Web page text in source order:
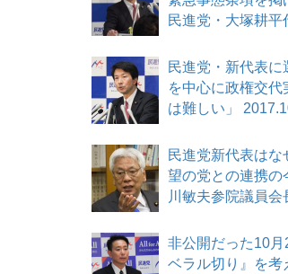
民進党・大塚耕
民進党・新代表
を中心に政権交
は難しい」
民進党新代表は
望の党との連携の
川敏夫参院議員会
非公開だった10
ベラル切り』を考